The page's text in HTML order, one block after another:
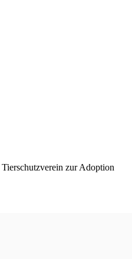
zur Adoption